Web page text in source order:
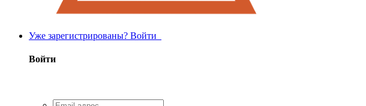
Уже зарегистрированы? Войти
Войти